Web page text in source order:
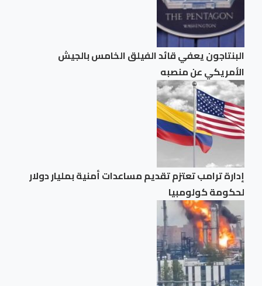
البنتاجون يعفي قائد الفيلق الخامس بالجيش
الأمريكي عن منصبه
إدارة ترامب تعتزم ⁠تقديم مساعدات ​أمنية بمليار ​دولار
لحكومة كولومبيا